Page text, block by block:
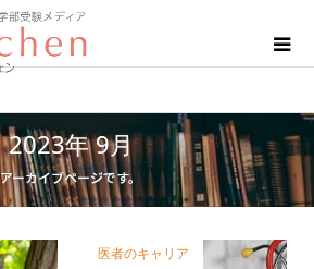
2023年 9月
アーカイブページです。
医者のキャリア